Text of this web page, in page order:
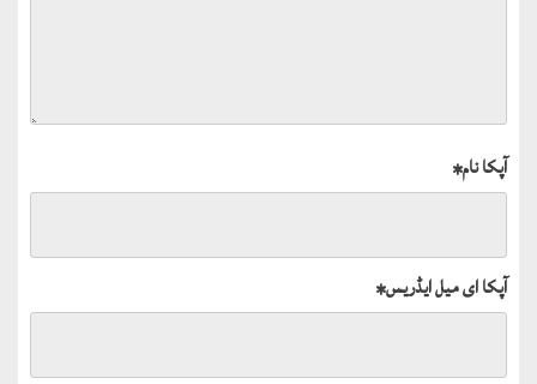
آپکا نام*
آپکا ای میل ایڈریس*